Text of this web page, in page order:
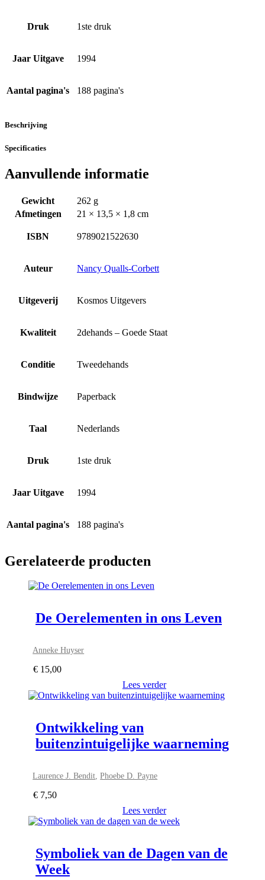
Druk 1ste druk
Jaar Uitgave 1994
Aantal pagina's 188 pagina's
Beschrijving
Specificaties
Aanvullende informatie
Gewicht
262 g
Afmetingen
21 × 13,5 × 1,8 cm
ISBN 9789021522630
Auteur Nancy Qualls-Corbett
Uitgeverij Kosmos Uitgevers
Kwaliteit 2dehands – Goede Staat
Conditie Tweedehands
Bindwijze Paperback
Taal Nederlands
Druk 1ste druk
Jaar Uitgave 1994
Aantal pagina's 188 pagina's
Gerelateerde producten
De Oerelementen in ons Leven
Anneke Huyser
€ 15,00
Lees verder
Ontwikkeling van
buitenzintuigelijke waarneming
Laurence J. Bendit,Phoebe D. Payne
€ 7,50
Lees verder
Symboliek van de Dagen van de
Week